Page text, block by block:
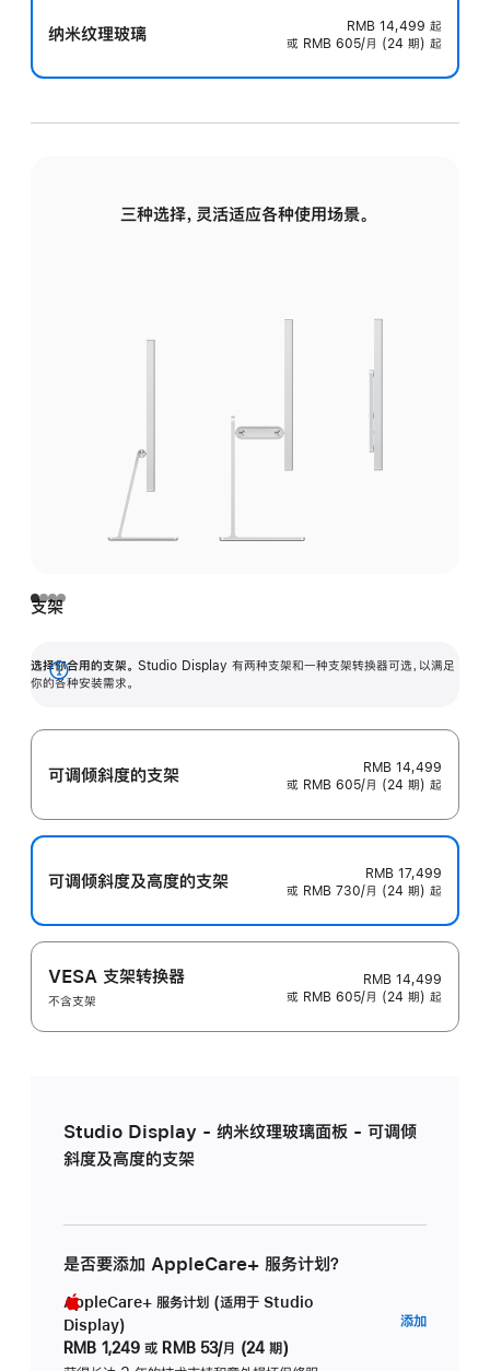
纳米纹理玻璃 RMB 14,499 起
或 RMB 605/月 (24 期) 起
三种选择，灵活适应各种使用场景。
支架
选择你合用的支架。 Studio Display 有两种支架和一种支架转换器可选，以满足
你的各种安装需求。
展
可调倾斜度的支架
RMB 14,499
或 RMB 605/月 (24 期) 起
可调倾斜度及高‍度的支‍架
RMB 17,499
或 RMB 730/月 (24 期) 起
VESA 支架转换器
不含支架
RMB 14,499
或 RMB 605/月 (24 期) 起
Studio Display - 纳米纹理玻璃面板 - 可调倾
斜度及高度的支架
是否要添加 AppleCare+ 服务计划？
AppleCare+ 服务计划 (适用于 Studio
Display)
RMB 1,249 或 RMB 53/月 (24 期)
添加